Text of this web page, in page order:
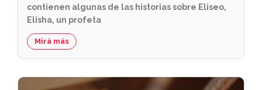
contienen algunas de las historias sobre Eliseo,
Elisha, un profeta
Mirá más